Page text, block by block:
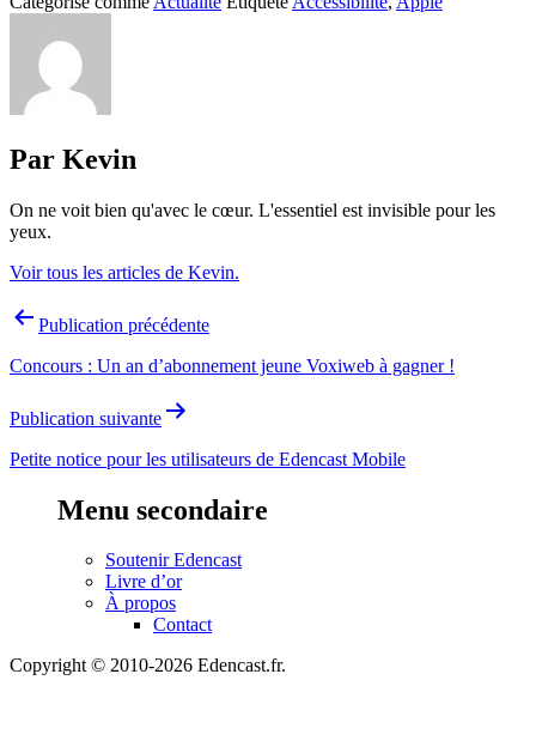
Par Kevin
On ne voit bien qu'avec le cœur. L'essentiel est invisible pour les
yeux.
Voir tous les articles de Kevin.
Navigation
l’article
Publication précédente
Concours : Un an d’abonnement jeune Voxiweb à gagner !
Publication suivante
Petite notice pour les utilisateurs de Edencast Mobile
Menu secondaire
Soutenir Edencast
Livre d’or
À propos
Contact
Copyright © 2010-2026 Edencast.fr.